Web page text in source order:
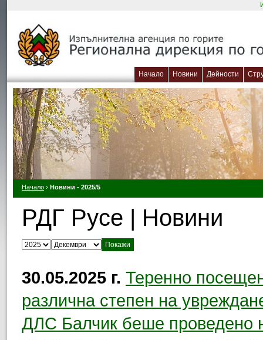
Начало Новини Дейности
Начало › Новини - 2025/5
РДГ Русе | Новини
Изберете година:Изберете месец:
30.05.2025 г. Теренно
различна степен на
ДЛС Балчик беше проведено